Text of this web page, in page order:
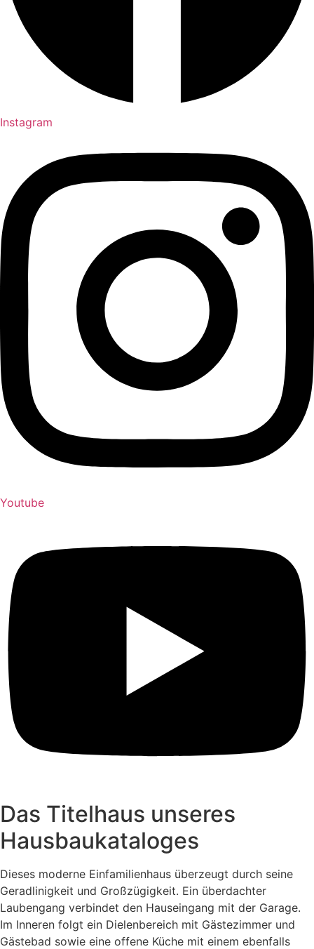
Instagram
Youtube
Das Titelhaus unseres
Hausbaukataloges
Dieses moderne Einfamilienhaus überzeugt durch seine
Geradlinigkeit und Großzügigkeit. Ein überdachter
Laubengang verbindet den Hauseingang mit der Garage.
Im Inneren folgt ein Dielenbereich mit Gästezimmer und
Gästebad sowie eine offene Küche mit einem ebenfalls